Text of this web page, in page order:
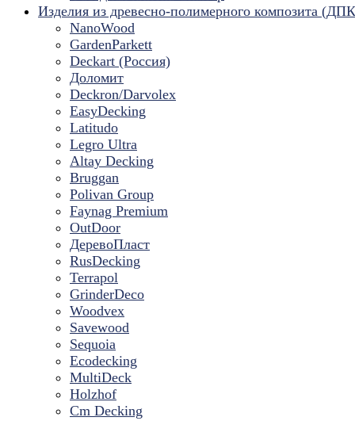
Изделия из древесно-полимерного композита
NanoWood
GardenParkett
Deckart (Россия)
Доломит
Deckron/Darvolex
EasyDecking
Latitudo
Legro Ultra
Altay Decking
Bruggan
Polivan Group
Faynag Premium
OutDoor
ДеревоПласт
RusDecking
Terrapol
GrinderDeco
Woodvex
Savewood
Sequoia
Ecodecking
MultiDeck
Holzhof
Cm Decking